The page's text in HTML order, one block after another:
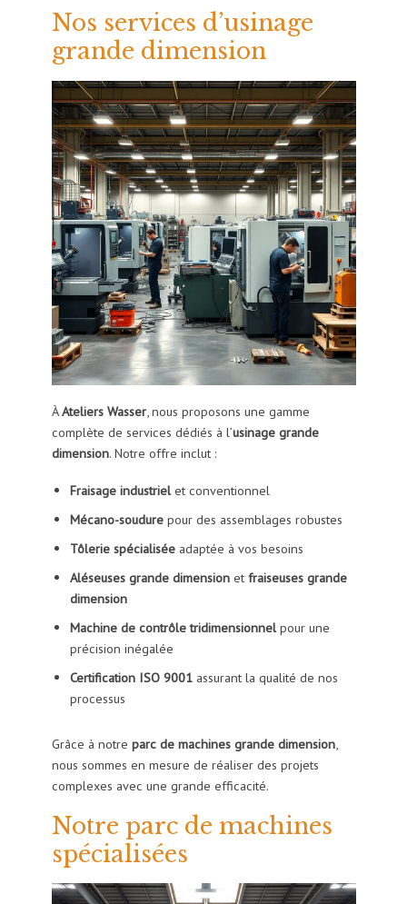
Nos services d’usinage
grande dimension
ÀAteliers Wasser, nous proposons une gamme
complète de services dédiés à l’usinage grande
dimension. Notre offre inclut :
Fraisage industrielet conventionnel
Mécano-soudurepour des assemblages robustes
Tôlerie spécialiséeadaptée à vos besoins
Aléseuses grande dimensionet fraiseuses grande
dimension
Machine de contrôle tridimensionnelpour une
précision inégalée
Certification ISO 9001assurant la qualité de nos
processus
Grâce à notre parc de machines grande dimension,
nous sommes en mesure de réaliser des projets
complexes avec une grande efficacité.
Notre parc de machines
spécialisées